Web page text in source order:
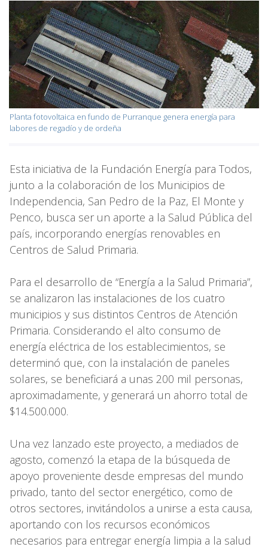
Planta fotovoltaica en fundo de Purranque genera energía para
labores de regadío y de ordeña
Esta iniciativa de la Fundación Energía para Todos,
junto a la colaboración de los Municipios de
Independencia, San Pedro de la Paz, El Monte y
Penco, busca ser un aporte a la Salud Pública del
país, incorporando energías renovables en
Centros de Salud Primaria.
Para el desarrollo de “Energía a la Salud Primaria”,
se analizaron las instalaciones de los cuatro
municipios y sus distintos Centros de Atención
Primaria. Considerando el alto consumo de
energía eléctrica de los establecimientos, se
determinó que, con la instalación de paneles
solares, se beneficiará a unas 200 mil personas,
aproximadamente, y generará un ahorro total de
$14.500.000.
Una vez lanzado este proyecto, a mediados de
agosto, comenzó la etapa de la búsqueda de
apoyo proveniente desde empresas del mundo
privado, tanto del sector energético, como de
otros sectores, invitándolos a unirse a esta causa,
aportando con los recursos económicos
necesarios para entregar energía limpia a la salud